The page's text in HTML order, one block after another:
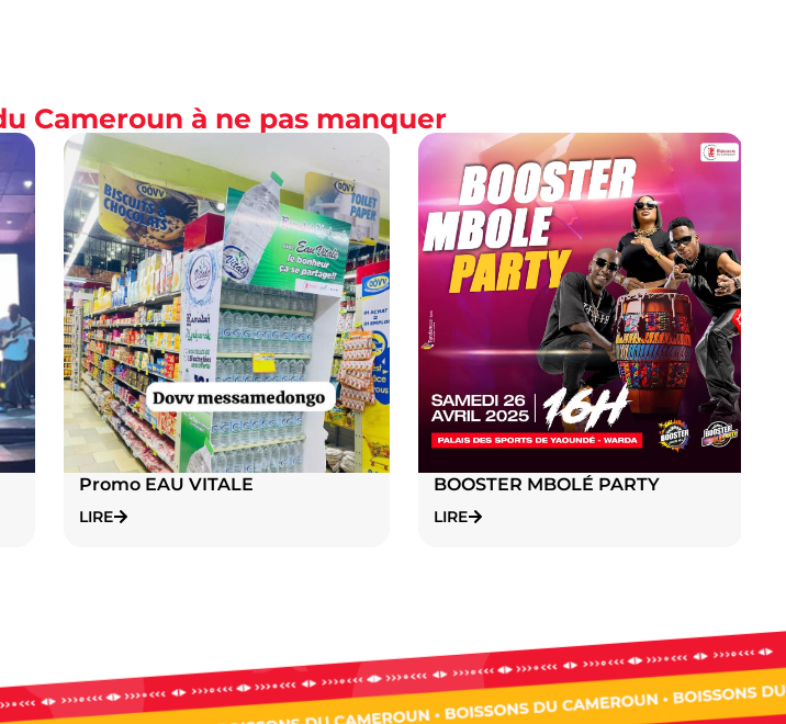
Cameroun à ne pas manquer
Promo EAU VITALE
LIRE
BOOSTER MBOLÉ PARTY
LIRE